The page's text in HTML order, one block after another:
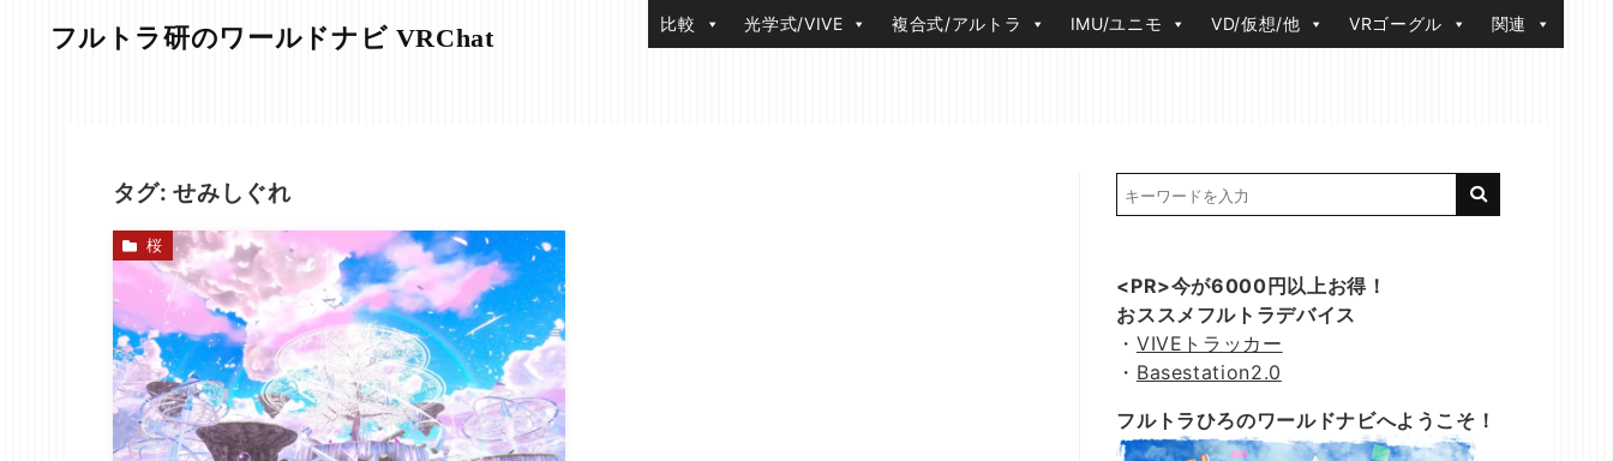
フルトラ研のワールドナビ VRChat 比較 光学式/VIVE 複合式/アルトラ IMU/ユニモ VD/仮想/他 VRゴーグル 関連
タグ:せみしぐれ
桜
<PR>今が6000円以上お得！
おススメフルトラデバイス
・ VIVEトラッカー
・ Basestation2.0
フルトラひろのワールドナビへようこそ！